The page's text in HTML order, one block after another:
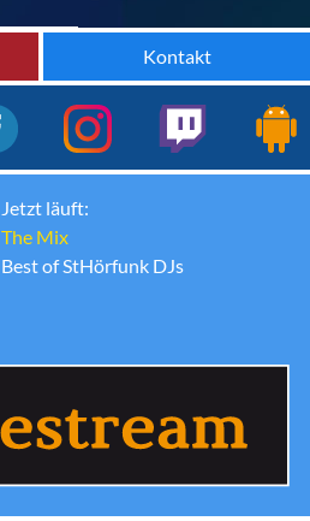
Kontakt
Jetzt läuft:
The Mix
Best of StHörfunk DJs